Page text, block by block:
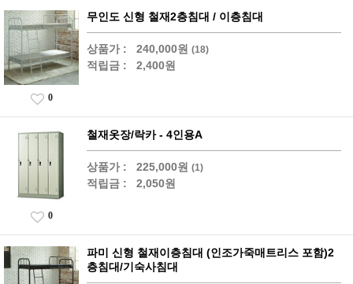
무인도 신형 철재2층침대 / 이층침대
상품가 : 240,000원 (18)
적립금 : 2,400원
0
철재옷장/락카 - 4인용A
상품가 : 225,000원 (1)
적립금 : 2,050원
0
파미 신형 철재이층침대 (인조가죽매트리스 포함)2
층침대/기숙사침대